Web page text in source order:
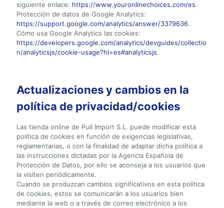
siguiente enlace: https://www.youronlinechoices.com/es.
Protección de datos de Google Analytics:
https://support.google.com/analytics/answer/3379636.
Cómo usa Google Analytics las cookies:
https://developers.google.com/analytics/devguides/collectio
n/analyticsjs/cookie-usage?hl=es#analyticsjs.
Actualizaciones y cambios en la
política de privacidad/cookies
Las tienda online de Pull Import S.L. puede modificar esta
política de cookies en función de exigencias legislativas,
reglamentarias, o con la finalidad de adaptar dicha política a
las instrucciones dictadas por la Agencia Española de
Protección de Datos, por ello se aconseja a los usuarios que
la visiten periódicamente.
Cuando se produzcan cambios significativos en esta política
de cookies, estos se comunicarán a los usuarios bien
mediante la web o a través de correo electrónico a los